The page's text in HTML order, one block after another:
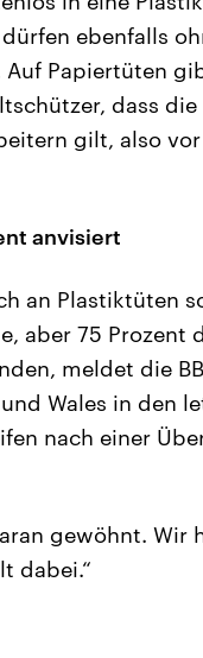
ebenfalls
Papiertüten
dass
gilt, also
anvisiert
an Plastiktüten
aber 75 Prozent
meldet die
Wales in den
nach einer
gewöhnt. Wir
dabei.“